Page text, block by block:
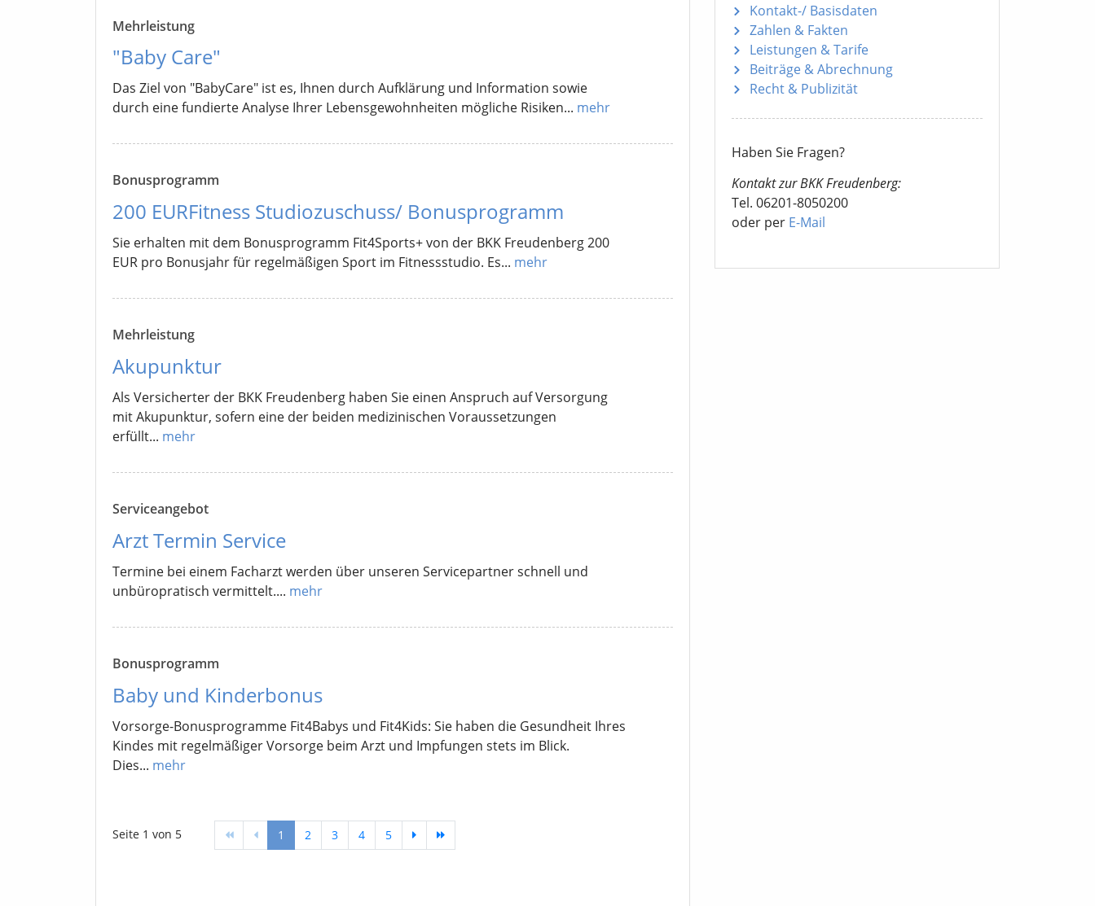
Mehrleistung
"Baby Care"
Das Ziel von "BabyCare" ist es, Ihnen durch Aufklärung und Information sowie
durch eine fundierte Analyse Ihrer Lebensgewohnheiten mögliche Risiken... mehr
Bonusprogramm
200 EURFitness Studiozuschuss/ Bonusprogramm
Sie erhalten mit dem Bonusprogramm Fit4Sports+ von der BKK Freudenberg 200
EUR pro Bonusjahr für regelmäßigen Sport im Fitnessstudio. Es... mehr
Mehrleistung
Akupunktur
Als Versicherter der BKK Freudenberg haben Sie einen Anspruch auf Versorgung
mit Akupunktur, sofern eine der beiden medizinischen Voraussetzungen
erfüllt... mehr
Serviceangebot
Arzt Termin Service
Termine bei einem Facharzt werden über unseren Servicepartner schnell und
unbüropratisch vermittelt.... mehr
Bonusprogramm
Baby und Kinderbonus
Vorsorge-Bonusprogramme Fit4Babys und Fit4Kids: Sie haben die Gesundheit Ihres
Kindes mit regelmäßiger Vorsorge beim Arzt und Impfungen stets im Blick.
Dies... mehr
Seite 1 von 5 1 2 3 4 5
Kontakt-/ Basisdaten
Zahlen & Fakten
Leistungen & Tarife
Beiträge & Abrechnung
Recht & Publizität
Haben Sie Fragen?
Kontakt zur BKK Freudenberg:
Tel. 06201-8050200
oder per E-Mail